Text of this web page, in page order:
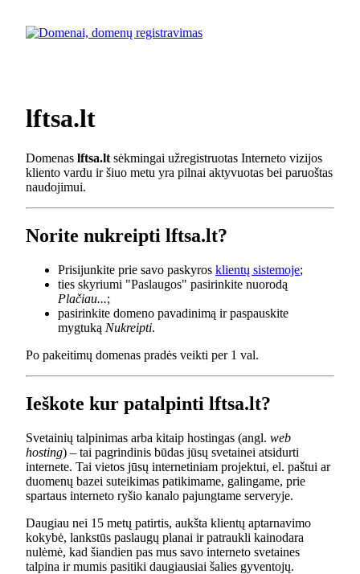
lftsa.lt
Domenas lftsa.lt sėkmingai užregistruotas Interneto vizijos
kliento vardu ir šiuo metu yra pilnai aktyvuotas bei paruoštas
naudojimui.
Norite nukreipti lftsa.lt?
Prisijunkite prie savo paskyros klientų sistemoje;
ties skyriumi "Paslaugos" pasirinkite nuorodą
Plačiau...;
pasirinkite domeno pavadinimą ir paspauskite
mygtuką Nukreipti.
Po pakeitimų domenas pradės veikti per 1 val.
Ieškote kur patalpinti lftsa.lt?
Svetainių talpinimas arba kitaip hostingas (angl. web
hosting) – tai pagrindinis būdas jūsų svetainei atsidurti
internete. Tai vietos jūsų internetiniam projektui, el. paštui ar
duomenų bazei suteikimas patikimame, galingame, prie
spartaus interneto ryšio kanalo pajungtame serveryje.
Daugiau nei 15 metų patirtis, aukšta klientų aptarnavimo
kokybė, lankstūs paslaugų planai ir patraukli kainodara
nulėmė, kad šiandien pas mus savo interneto svetaines
talpina ir mumis pasitiki daugiausiai šalies gyventojų.